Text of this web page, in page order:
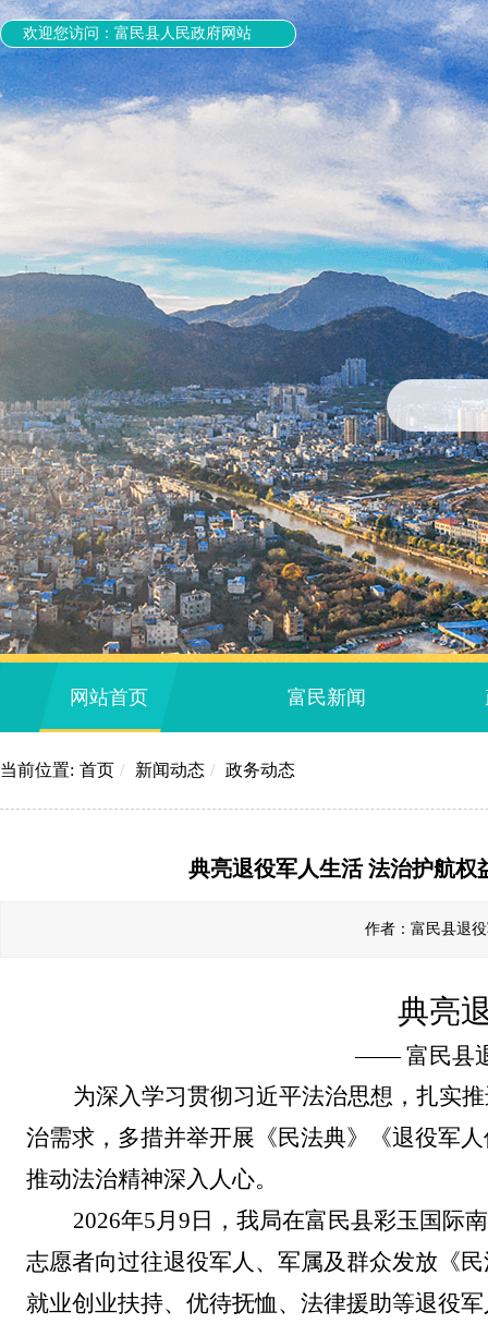
欢迎您访问：富民县人民政府网站
网站首页 富民新闻
当前位置: 首页 / 新闻动态 / 政务动态
典亮退役军人生活 法治护航
作者：富民县退
典亮
—— 富民县
为深入学习贯彻习近平法治思想，扎实
治需求，多措并举开展《民法典》《退役军
推动法治精神深入人心。
2026年5月9日，我局在富民县彩玉国际
志愿者向过往退役军人、军属及群众发放《
就业创业扶持、优待抚恤、法律援助等退役